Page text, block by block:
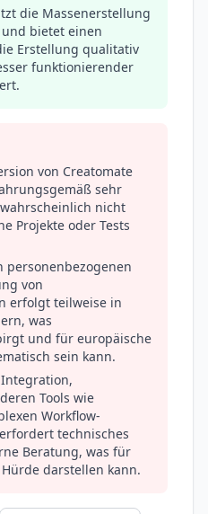
die Massenerstellung
bietet einen
Erstellung qualitativ
funktionierender
von Creatomate
sehr
nicht
Projekte oder Tests
personenbezogenen
von
erfolgt teilweise in
was
und für europäische
sein kann.
Tools wie
Workflow-
technisches
Beratung, was für
darstellen kann.